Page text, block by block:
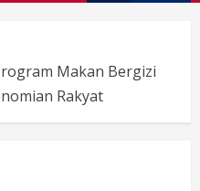
Makan Bergizi
Rakyat